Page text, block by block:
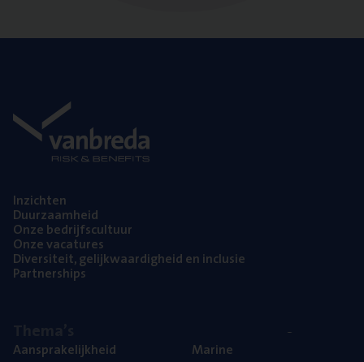
Inzich­ten
Duur­zaam­heid
Onze bedrijfs­cul­tuur
Onze vaca­tu­res
Diver­si­teit, gelijk­waar­dig­heid en inclusie
Part­ner­ships
Aan­spra­ke­lijk­heid
Mari­ne